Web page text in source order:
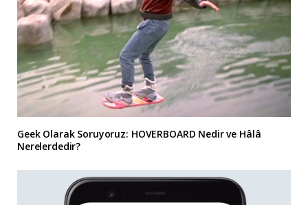
Geek Olarak Soruyoruz: HOVERBOARD Nedir ve Hâlâ
Nerelerdedir?